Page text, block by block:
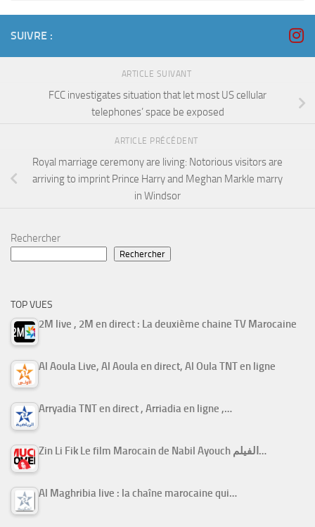
SUIVRE :
ARTICLE SUIVANT
FCC investigates situation that let most US cellular
telephones’ space be exposed
ARTICLE PRÉCÉDENT
Royal marriage ceremony are living: Notorious visitors are
arriving to imprint Prince Harry and Meghan Markle marry
in Windsor
Rechercher
Rechercher
TOP VUES
2M live , 2M en direct : La deuxième chaine TV Marocaine
Al Aoula Live, Al Aoula en direct, Al Oula TNT en ligne
Arryadia TNT en direct , Arriadia en ligne ,…
Zin Li Fik Le film Marocain de Nabil Ayouch الفيلم…
Al Maghribia live : la chaîne marocaine qui…